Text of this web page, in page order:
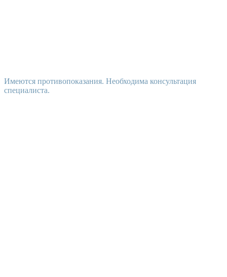
Имеются противопоказания. Необходима консультация
специалиста.